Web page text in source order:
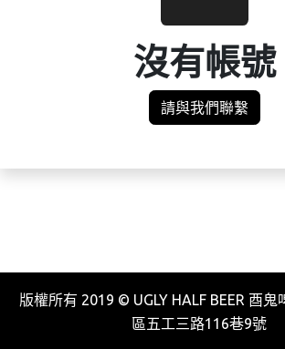
沒有帳號
請與我們聯繫
版權所有 2019 © UGLY HALF BEER 酉
區五工三路116巷9號